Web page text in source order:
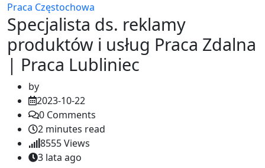
Praca Częstochowa
Specjalista ds. reklamy
produktów i usług Praca Zdalna
| Praca Lubliniec
by
2023-10-22
0 Comments
2 minutes read
8555Views
3 lata ago